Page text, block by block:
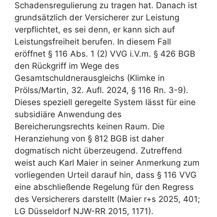
Schadensregulierung zu tragen hat. Danach ist
grundsätzlich der Versicherer zur Leistung
verpflichtet, es sei denn, er kann sich auf
Leistungsfreiheit berufen. In diesem Fall
eröffnet § 116 Abs. 1 (2) VVG i.V.m. § 426 BGB
den Rückgriff im Wege des
Gesamtschuldnerausgleichs (Klimke in
Prölss/Martin, 32. Aufl. 2024, § 116 Rn. 3-9).
Dieses speziell geregelte System lässt für eine
subsidiäre Anwendung des
Bereicherungsrechts keinen Raum. Die
Heranziehung von § 812 BGB ist daher
dogmatisch nicht überzeugend. Zutreffend
weist auch Karl Maier in seiner Anmerkung zum
vorliegenden Urteil darauf hin, dass § 116 VVG
eine abschließende Regelung für den Regress
des Versicherers darstellt (Maier r+s 2025, 401;
LG Düsseldorf NJW-RR 2015, 1171).